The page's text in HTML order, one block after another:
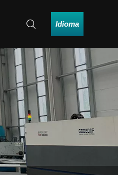
Idioma